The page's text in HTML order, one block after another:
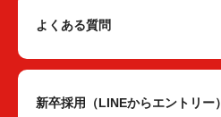
よくある質問
新卒採用（LINEからエントリー）